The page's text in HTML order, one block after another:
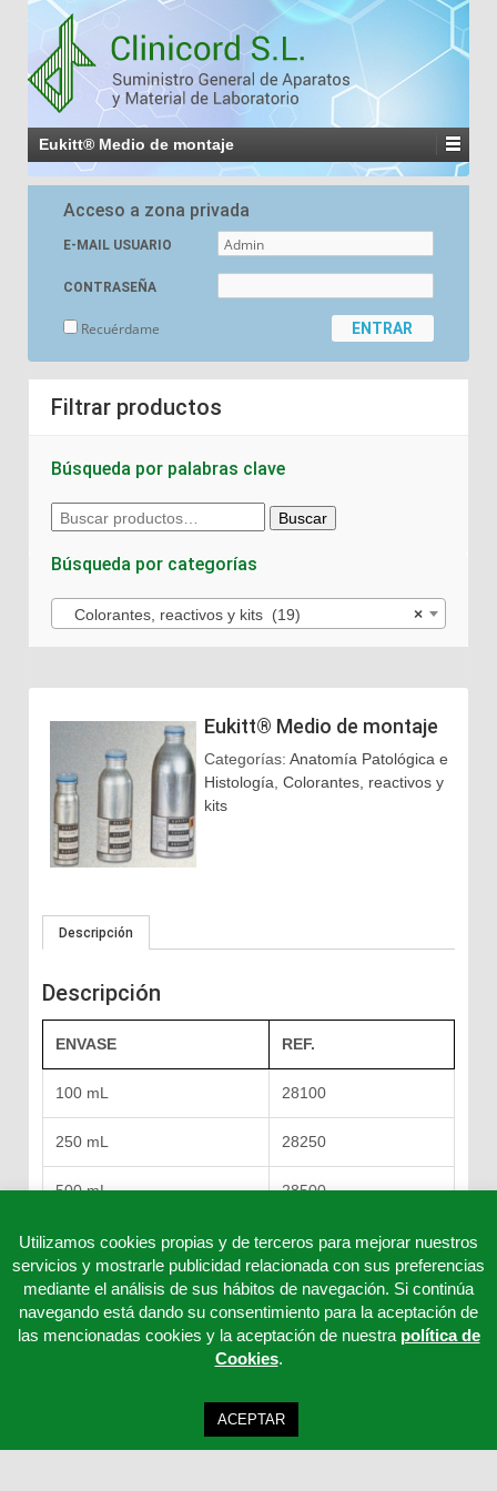
Eukitt® Medio de montaje
Acceso a zona privada
E-MAIL USUARIO
CONTRASEÑA
Recuérdame
Filtrar productos
Búsqueda por palabras clave
Buscar
por:
Buscar
Búsqueda por categorías
×
Colorantes, reactivos y kits (19)
Eukitt® Medio de montaje
Categorías:Anatomía Patológica e
Histología ,Colorantes, reactivos y
kits
Descripción
Descripción
ENVASE REF.
100 mL 28100
250 mL 28250
500 mL 28500
Utilizamos cookies propias y de terceros para mejorar nuestros
servicios y mostrarle publicidad relacionada con sus preferencias
mediante el análisis de sus hábitos de navegación. Si continúa
navegando está dando su consentimiento para la aceptación de
las mencionadas cookies y la aceptación de nuestra política de
Cookies.
ACEPTAR